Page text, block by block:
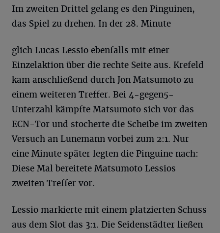
Im zweiten Drittel gelang es den Pinguinen,
das Spiel zu drehen. In der 28. Minute
glich Lucas Lessio ebenfalls mit einer
Einzelaktion über die rechte Seite aus. Krefeld
kam anschließend durch Jon Matsumoto zu
einem weiteren Treffer. Bei 4-gegen5-
Unterzahl kämpfte Matsumoto sich vor das
ECN-Tor und stocherte die Scheibe im zweiten
Versuch an Lunemann vorbei zum 2:1. Nur
eine Minute später legten die Pinguine nach:
Diese Mal bereitete Matsumoto Lessios
zweiten Treffer vor.
Lessio markierte mit einem platzierten Schuss
aus dem Slot das 3:1. Die Seidenstädter ließen